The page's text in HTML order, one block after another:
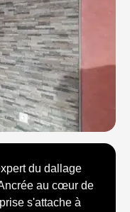
du dallage
au cœur de
s'attache à